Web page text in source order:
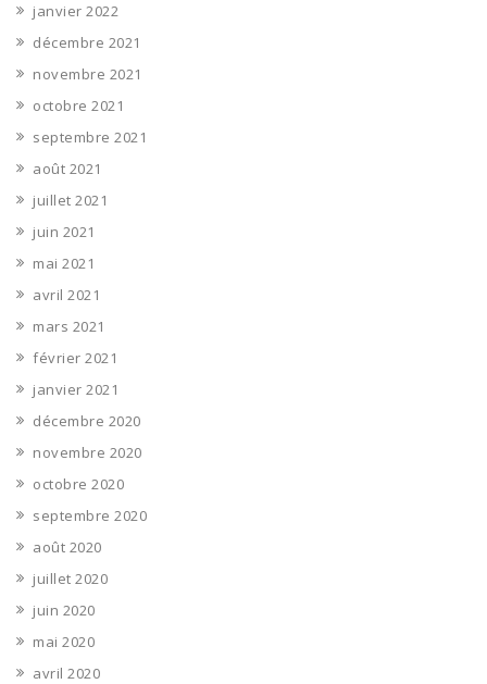
janvier 2022
décembre 2021
novembre 2021
octobre 2021
septembre 2021
août 2021
juillet 2021
juin 2021
mai 2021
avril 2021
mars 2021
février 2021
janvier 2021
décembre 2020
novembre 2020
octobre 2020
septembre 2020
août 2020
juillet 2020
juin 2020
mai 2020
avril 2020